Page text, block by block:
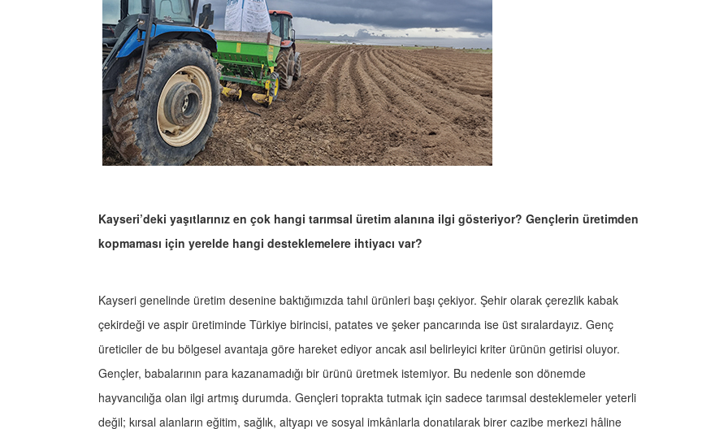
Kayseri’deki yaşıtlarınız en çok hangi tarımsal üretim alanına ilgi gösteriyor? Gençlerin üretimden
kopmaması için yerelde hangi desteklemelere ihtiyacı var?
Kayseri genelinde üretim desenine baktığımızda tahıl ürünleri başı çekiyor. Şehir olarak çerezlik kabak
çekirdeği ve aspir üretiminde Türkiye birincisi, patates ve şeker pancarında ise üst sıralardayız. Genç
üreticiler de bu bölgesel avantaja göre hareket ediyor ancak asıl belirleyici kriter ürünün getirisi oluyor.
Gençler, babalarının para kazanamadığı bir ürünü üretmek istemiyor. Bu nedenle son dönemde
hayvancılığa olan ilgi artmış durumda. Gençleri toprakta tutmak için sadece tarımsal desteklemeler yeterli
değil; kırsal alanların eğitim, sağlık, altyapı ve sosyal imkânlarla donatılarak birer cazibe merkezi hâline